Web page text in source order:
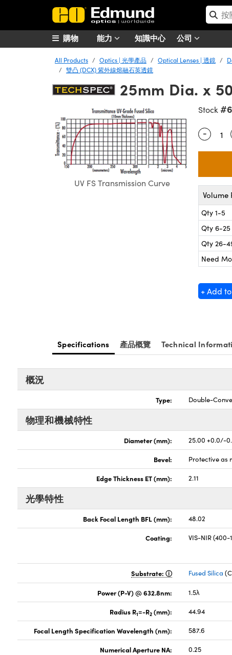
能力 知識中心 公司
購物
All Products Optics | 光學產品 Optical Lenses | 透鏡
雙凸 (DCX) 紫外線熔融石英透鏡
25mm Dia. x
UV FS Transmission Curve
Stock
Quantity
-
Volume
Qty 1-5
Qty 6-25
Qty 26-
Need
+ Add
Specifications 產品概覽 Technical
概況
Type: Double-
物理和機械特性
Diameter (mm): 25.00 +0.0/-
Bevel: Protective as
Edge Thickness ET (mm): 2.11
光學特性
Back Focal Length BFL (mm): 48.02
Coating: VIS-NIR
Substrate: Fused Silica
Power (P-V) @ 632.8nm: 1.5λ
Radius R1=-R2 (mm): 44.94
Focal Length Specification Wavelength (nm): 587.6
Numerical Aperture NA: 0.25